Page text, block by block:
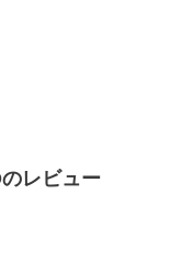
レビュー